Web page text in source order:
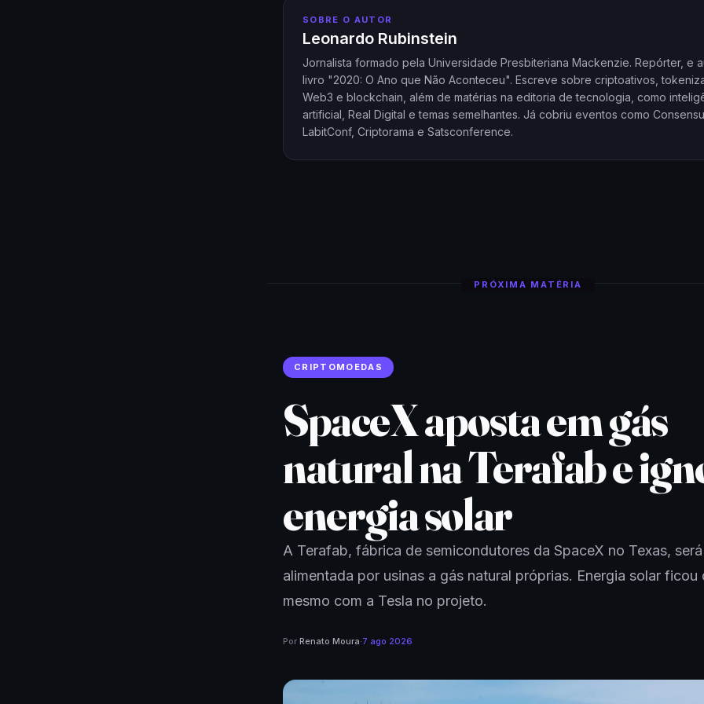
SOBRE O AUTOR
Leonardo Rubinstein
Jornalista formado pela Universidade Presbiteriana Mackenzie. Repórter, e
livro "2020: O Ano que Não Aconteceu". Escreve sobre criptoativos,
Web3 e blockchain, além de matérias na editoria de tecnologia, como
artificial, Real Digital e temas semelhantes. Já cobriu eventos como
LabitConf, Criptorama e Satsconference.
PRÓXIMA MATÉRIA
CRIPTOMOEDAS
SpaceX aposta em gás
natural na Terafab e
energia solar
A Terafab, fábrica de semicondutores da SpaceX no Texas, será
alimentada por usinas a gás natural próprias. Energia solar ficou
mesmo com a Tesla no projeto.
Por Renato Moura·7 ago 2026